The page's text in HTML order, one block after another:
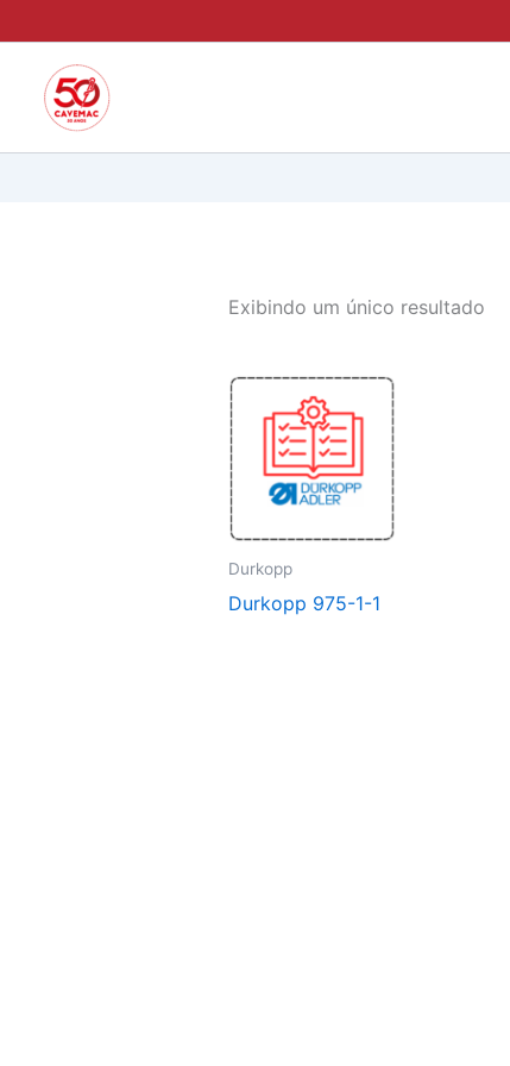
para
conteúdo
Exibindo um único resultado
Durkopp
Durkopp 975-1-1